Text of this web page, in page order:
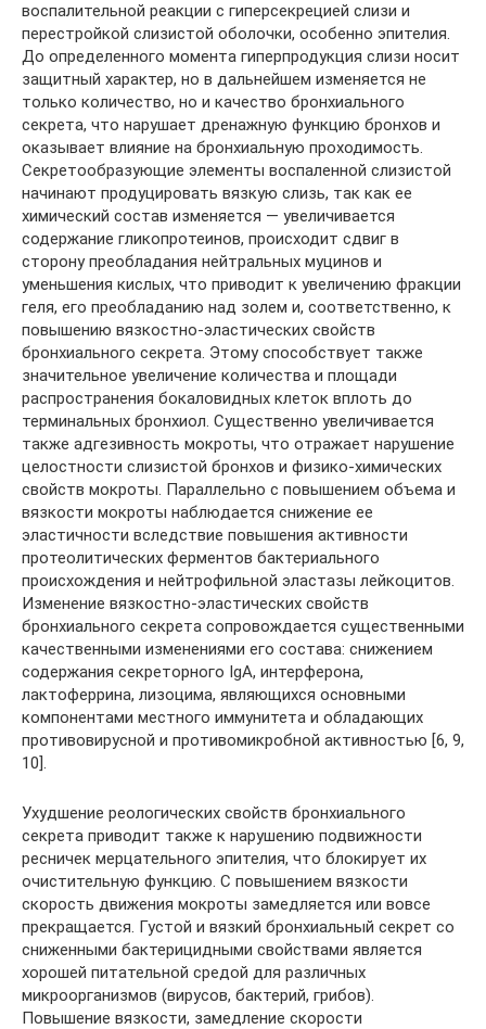
воспалительной реакции с гиперсекрецией слизи и
перестройкой слизистой оболочки, особенно эпителия.
До определенного момента гиперпродукция слизи носит
защитный характер, но в дальнейшем изменяется не
только количество, но и качество бронхиального
секрета, что нарушает дренажную функцию бронхов и
оказывает влияние на бронхиальную проходимость.
Секретообразующие элементы воспаленной слизистой
начинают продуцировать вязкую слизь, так как ее
химический состав изменяется — увеличивается
содержание гликопротеинов, происходит сдвиг в
сторону преобладания нейтральных муцинов и
уменьшения кислых, что приводит к увеличению фракции
геля, его преобладанию над золем и, соответственно, к
повышению вязкостно-эластических свойств
бронхиального секрета. Этому способствует также
значительное увеличение количества и площади
распространения бокаловидных клеток вплоть до
терминальных бронхиол. Существенно увеличивается
также адгезивность мокроты, что отражает нарушение
целостности слизистой бронхов и физико-химических
свойств мокроты. Параллельно с повышением объема и
вязкости мокроты наблюдается снижение ее
эластичности вследствие повышения активности
протеолитических ферментов бактериального
происхождения и нейтрофильной эластазы лейкоцитов.
Изменение вязкостно-эластических свойств
бронхиального секрета сопровождается существенными
качественными изменениями его состава: снижением
содержания секреторного IgА, интерферона,
лактоферрина, лизоцима, являющихся основными
компонентами местного иммунитета и обладающих
противовирусной и противомикробной активностью [6, 9,
10].
Ухудшение реологических свойств бронхиального
секрета приводит также к нарушению подвижности
ресничек мерцательного эпителия, что блокирует их
очистительную функцию. С повышением вязкости
скорость движения мокроты замедляется или вовсе
прекращается. Густой и вязкий бронхиальный секрет со
сниженными бактерицидными свойствами является
хорошей питательной средой для различных
микроорганизмов (вирусов, бактерий, грибов).
Повышение вязкости, замедление скорости